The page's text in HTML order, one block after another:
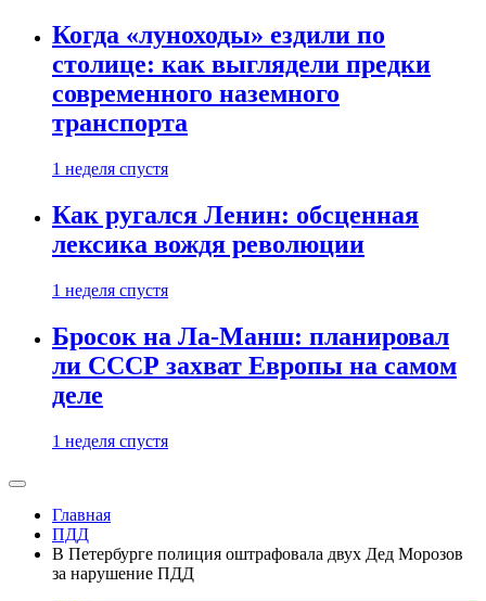
Когда «луноходы» ездили по
столице: как выглядели предки
современного наземного
транспорта
1 неделя спустя
Как ругался Ленин: обсценная
лексика вождя революции
1 неделя спустя
Бросок на Ла-Манш: планировал
ли СССР захват Европы на самом
деле
1 неделя спустя
Главная
ПДД
В Петербурге полиция оштрафовала двух Дед Морозов
за нарушение ПДД